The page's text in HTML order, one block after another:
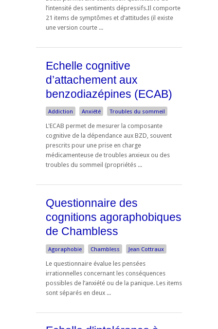
l’intensité des sentiments dépressifs.Il comporte
21 items de symptômes et d’attitudes (il existe
une version courte ...
Echelle cognitive
d’attachement aux
benzodiazépines (ECAB)
Addiction Anxiété Troubles du sommeil
L'ECAB permet de mesurer la composante
cognitive de la dépendance aux BZD, souvent
prescrits pour une prise en charge
médicamenteuse de troubles anxieux ou des
troubles du sommeil (propriétés ...
Questionnaire des
cognitions agoraphobiques
de Chambless
Agoraphobie Chambless Jean Cottraux
Le questionnaire évalue les pensées
irrationnelles concernant les conséquences
possibles de l’anxiété ou de la panique. Les items
sont séparés en deux ...